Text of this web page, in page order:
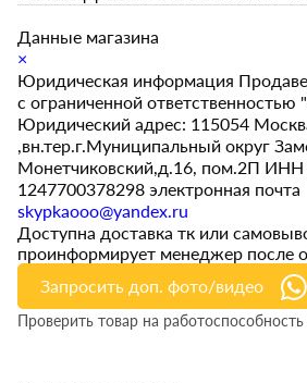
Данные магазина
×
Юридическая информация
с ограниченной
Юридический адрес: 115054
,вн.тер.г.Муниципальный округ
Монетчиковский,д.16, пом.2П
1247700378298 электронная почта
skypkaooo@yandex.ru
Доступна доставка тк или
проинформирует менеджер после
Запросить доп. фото/видео
Проверить товар на